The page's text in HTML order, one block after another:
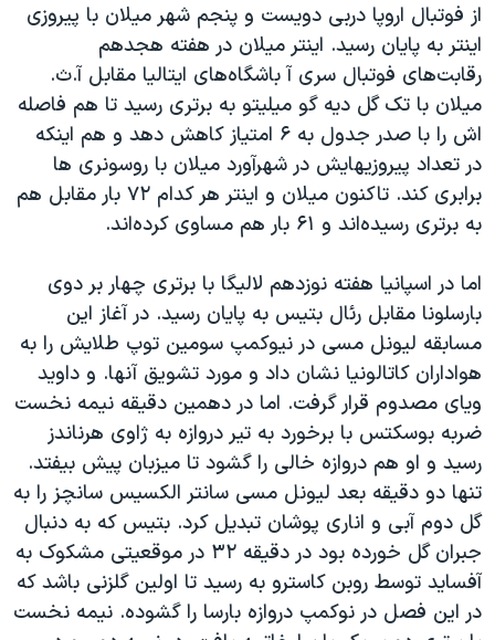
از فوتبال اروپا دربی دویست و پنجم شهر میلان با پیروزی
اینتر به پایان رسید. اینتر میلان در هفته هجدهم
رقابت‌های فوتبال سری آ باشگاه‌های ایتالیا مقابل آ.ث.
میلان با تک گل دیه گو میلیتو به برتری رسید تا هم فاصله
اش را با صدر جدول به ۶ امتیاز کاهش دهد و هم اینکه
در تعداد پیروزیهایش در شهرآورد میلان با روسونری ها
برابری کند. تاکنون میلان و اینتر هر کدام ۷۲ بار مقابل هم
به برتری رسیده‌اند و ۶۱ بار هم مساوی کرده‌اند.
اما در اسپانیا هفته نوزدهم لالیگا با برتری چهار بر دوی
بارسلونا مقابل رئال بتیس به پایان رسید. در آغاز این
مسابقه لیونل مسی در نیوکمپ سومین توپ طلایش را به
هواداران کاتالونیا نشان داد و مورد تشویق آنها. و داوید
ویای مصدوم قرار گرفت. اما در دهمین دقیقه نیمه نخست
ضربه بوسکتس با برخورد به تیر دروازه به ژاوی هرناندز
رسید و او هم دروازه خالی را گشود تا میزبان پیش بیفتد.
تنها دو دقیقه بعد لیونل مسی سانتر الکسیس سانچز را به
گل دوم آبی و اناری پوشان تبدیل کرد. بتیس که به دنبال
جبران گل خورده بود در دقیقه ۳۲ در موقعیتی مشکوک به
آفساید توسط روبن کاسترو به رسید تا اولین گلزنی باشد که
در این فصل در نوکمپ دروازه بارسا را گشوده. نیمه نخست